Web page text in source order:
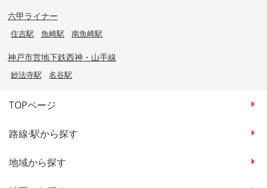
六甲ライナー
住吉駅 魚崎駅 南魚崎駅
神戸市営地下鉄西神・山手線
妙法寺駅 名谷駅
TOPページ
路線·駅から探す
地域から探す